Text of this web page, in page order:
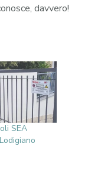
davvero!
SEA